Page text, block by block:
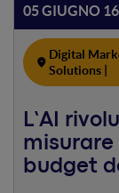
05 GIUGNO
Digital
Solutions |
L’AI
budget